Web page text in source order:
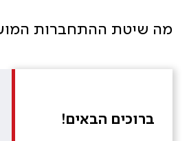
מה שיטת ההתחברות
ברוכים הבאים!